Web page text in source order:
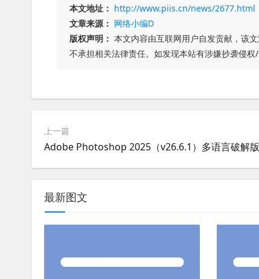
本文地址： http://www.piis.cn/news/2677.html
文章来源： 网络小编D
版权声明： 本文内容由互联网用户自发贡献，该
不承担相关法律责任。如发现本站有涉嫌抄袭侵权
上一篇
最新图文